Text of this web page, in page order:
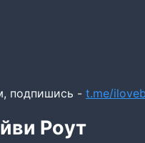
подпишись - t.me/
Роут